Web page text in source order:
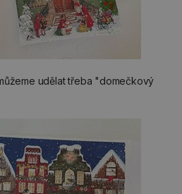
udělat třeba "domečkový